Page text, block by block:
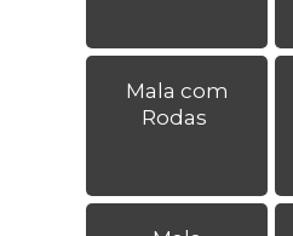
Mala com
Rodas